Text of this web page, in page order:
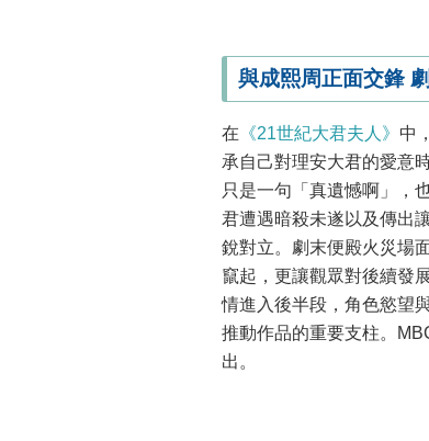
與成熙周正面交鋒
在 《21世紀大君夫人》 中
承自己對理安大君的愛意
只是一句「真遺憾啊」，
君遭遇暗殺未遂以及傳出
銳對立。劇末便殿火災場
竄起，更讓觀眾對後續發
情進入後半段，角色慾望
推動作品的重要支柱。
出。